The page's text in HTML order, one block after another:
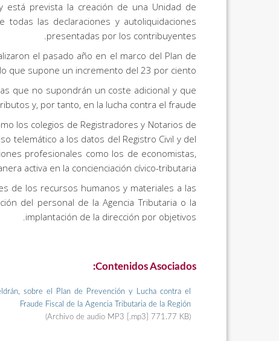
está prevista la creación de una Unidad de
las declaraciones y autoliquidaciones
presentadas por los contribuyentes.
el pasado año en el marco del Plan de
que supone un incremento del 23 por ciento.
que no supondrán un coste adicional y que
y, por tanto, en la lucha contra el fraude.
los colegios de Registradores y Notarios de
telemático a los datos del Registro Civil y del
profesionales como los de economistas,
activa en la concienciación cívico-tributaria.
de los recursos humanos y materiales a las
del personal de la Agencia Tributaria o la
implantación de la dirección por objetivos.
Contenidos Asociados:
sobre el Plan de Prevención y Lucha contra el
Fraude Fiscal de la Agencia Tributaria de la Región
(Archivo de audio MP3 [.mp3] 771.77 KB)